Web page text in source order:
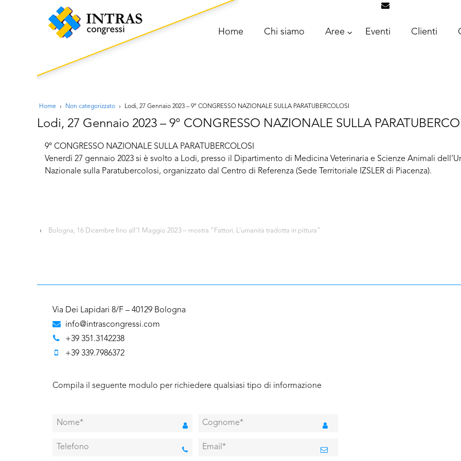
Home Chi siamo Aree Eventi Clienti
Home › Non categorizzato › Lodi, 27 Gennaio 2023 – 9° CONGRESSO NAZIONALE SULLA PARATUBERCOLOSI
Lodi, 27 Gennaio 2023 – 9° CONGRESSO NAZIONALE SULLA
9° CONGRESSO NAZIONALE SULLA PARATUBERCOLOSI
Venerdì 27 gennaio 2023 si è svolto a Lodi, presso il Dipartimento di Medicina Veterinaria e Scienze Animali
Nazionale sulla Paratubercolosi, organizzato dal Centro di Referenza (Sede Territoriale IZSLER di Piacenza).
‹ Bologna, 16 Dicembre fino all’1 Maggio 2023 – mostra “Fattori. L’umanità tradotta in pittura”
Via Dei Lapidari 8/F – 40129 Bologna
info@intrascongressi.com
+39 351.3142238
+39 339.7986372
Compila il seguente modulo per richiedere qualsiasi tipo di informazione